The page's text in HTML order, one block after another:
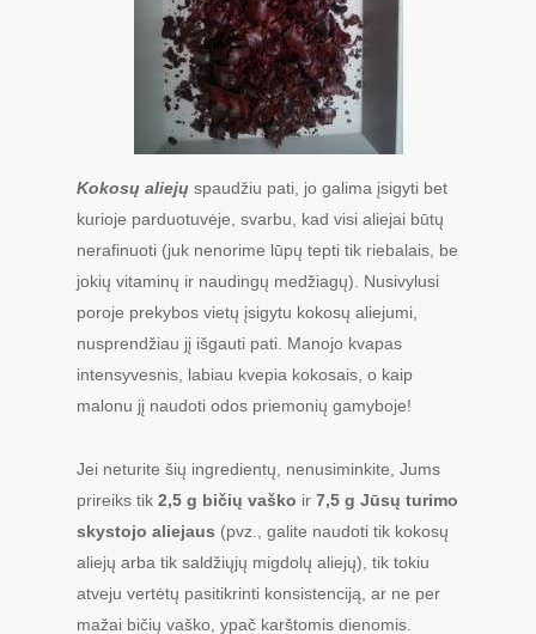
Kokosų aliejų spaudžiu pati, jo galima įsigyti bet
kurioje parduotuvėje, svarbu, kad visi aliejai būtų
nerafinuoti (juk nenorime lūpų tepti tik riebalais, be
jokių vitaminų ir naudingų medžiagų). Nusivylusi
poroje prekybos vietų įsigytu kokosų aliejumi,
nusprendžiau jį išgauti pati. Manojo kvapas
intensyvesnis, labiau kvepia kokosais, o kaip
malonu jį naudoti odos priemonių gamyboje!
Jei neturite šių ingredientų, nenusiminkite, Jums
prireiks tik 2,5 g bičių vaško ir 7,5 g Jūsų turimo
skystojo aliejaus (pvz., galite naudoti tik kokosų
aliejų arba tik saldžiųjų migdolų aliejų), tik tokiu
atveju vertėtų pasitikrinti konsistenciją, ar ne per
mažai bičių vaško, ypač karštomis dienomis.